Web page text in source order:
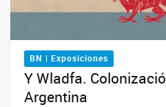
BN | Exposiciones
Y Wladfa.
Argentina